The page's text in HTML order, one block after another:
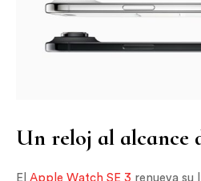
Un reloj al alcance
El Apple Watch SE 3 renueva su